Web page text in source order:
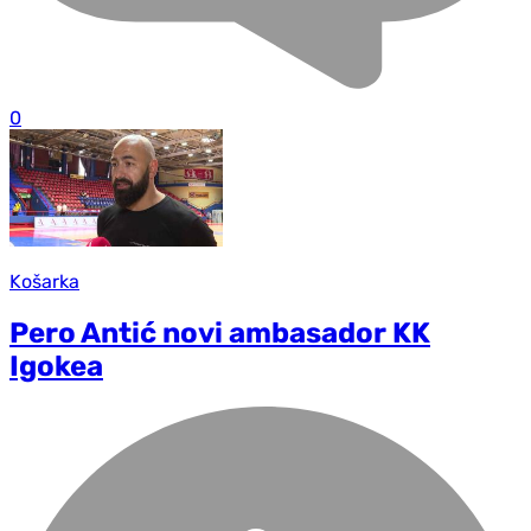
0
Košarka
Pero Antić novi ambasador KK
Igokea